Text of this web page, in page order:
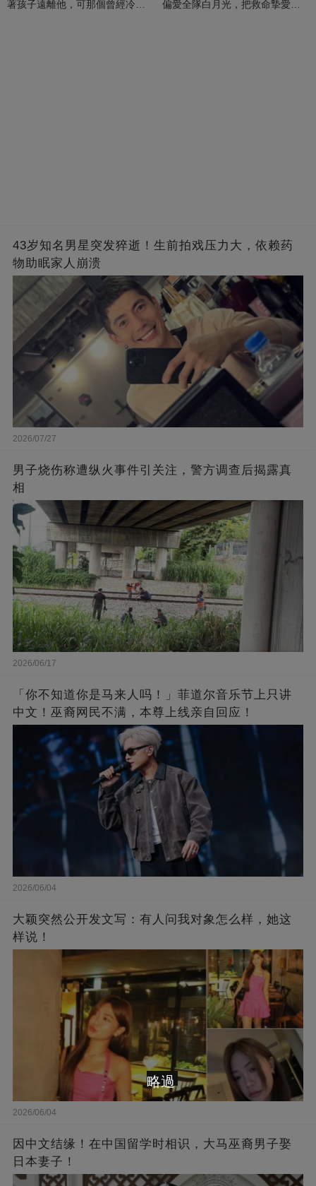
著孩子遠離他，可那個曾經冷漠
偏愛全隊白月光，把救命摯愛當
43岁知名男星突发猝逝！生前拍戏压力大，依赖药
物助眠家人崩溃
2026/07/27
男子烧伤称遭纵火事件引关注，警方调查后揭露真
相
2026/06/17
「你不知道你是马来人吗！」菲道尔音乐节上只讲
中文！巫裔网民不满，本尊上线亲自回应！
2026/06/04
大颖突然公开发文写：有人问我对象怎么样，她这
样说！
2026/06/04
因中文结缘！在中国留学时相识，大马巫裔男子娶
日本妻子！
略過